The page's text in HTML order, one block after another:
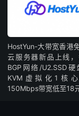
HostYun-大带宽香港
云服务器新品上线
BGP网络/U2.SSD硬
KVM虚拟化1核
150Mbps带宽低至18